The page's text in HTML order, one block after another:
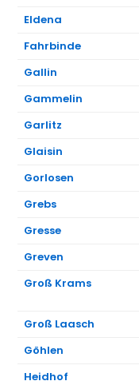
Eldena
Fahrbinde
Gallin
Gammelin
Garlitz
Glaisin
Gorlosen
Grebs
Gresse
Greven
Groß Krams
Groß Laasch
Göhlen
Heidhof